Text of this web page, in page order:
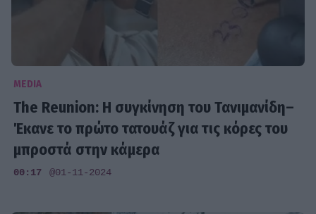
MEDIA
The Reunion: Η συγκίνηση του Τανιμανίδη–
Έκανε το πρώτο τατουάζ για τις κόρες του
μπροστά στην κάμερα
00:17 @01-11-2024